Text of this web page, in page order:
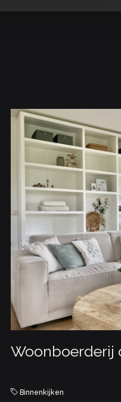
Woonboerderij
Binnenkijken